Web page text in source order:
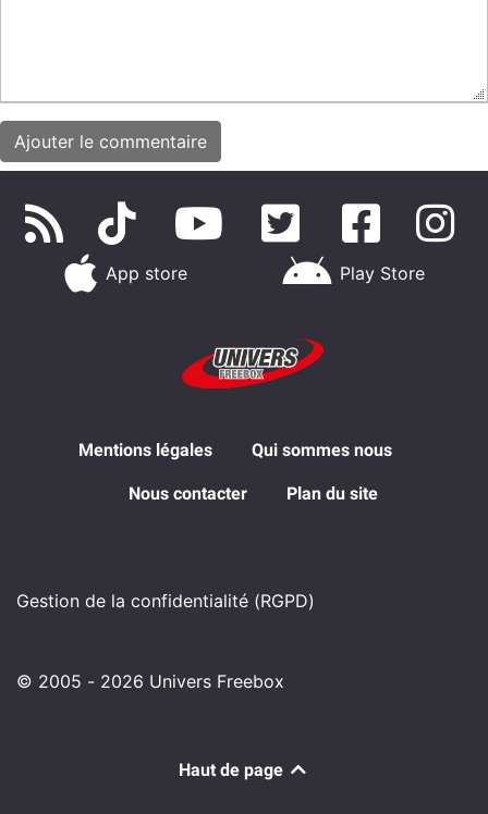
App store Play Store
Mentions légales Qui sommes nous
Nous contacter Plan du site
Gestion de la confidentialité (RGPD)
© 2005 - 2026 Univers Freebox
Haut de page